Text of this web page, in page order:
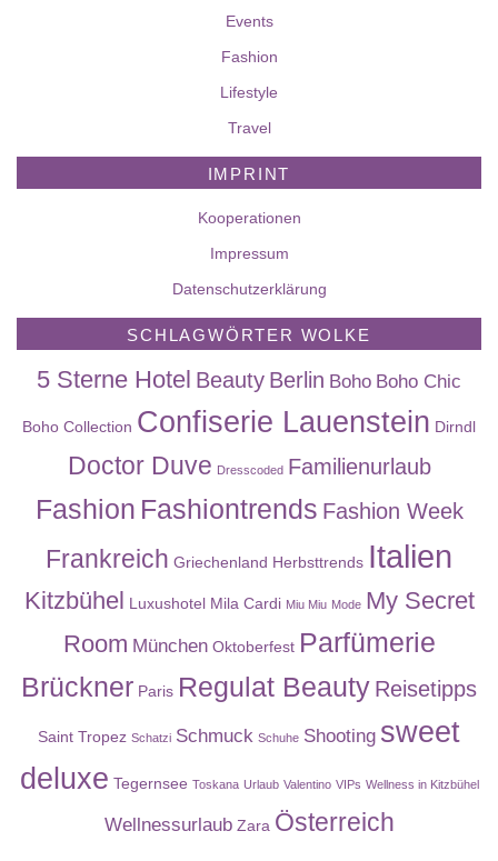
Events
Fashion
Lifestyle
Travel
IMPRINT
Kooperationen
Impressum
Datenschutzerklärung
SCHLAGWÖRTER WOLKE
5 Sterne Hotel Beauty Berlin Boho Boho Chic
Boho Collection Confiserie Lauenstein Dirndl
Doctor Duve Dresscoded Familienurlaub
Fashion Fashiontrends Fashion Week
Frankreich Griechenland Herbsttrends Italien
Kitzbühel Luxushotel Mila Cardi Miu Miu Mode My Secret
Room München Oktoberfest Parfümerie
Brückner Paris Regulat Beauty Reisetipps
Saint Tropez Schatzi Schmuck Schuhe Shooting sweet
deluxe Tegernsee Toskana Urlaub Valentino VIPs Wellness in Kitzbühel
Wellnessurlaub Zara Österreich